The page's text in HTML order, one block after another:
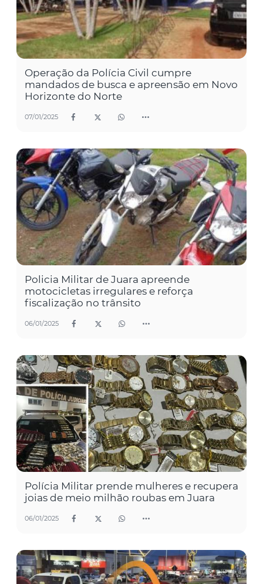
Operação da Polícia Civil cumpre
mandados de busca e apreensão em Novo
Horizonte do Norte
07/01/2025
Policia Militar de Juara apreende
motocicletas irregulares e reforça
fiscalização no trânsito
06/01/2025
Polícia Militar prende mulheres e recupera
joias de meio milhão roubas em Juara
06/01/2025